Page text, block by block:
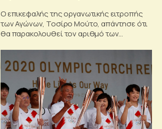
Ο επικεφαλής της οργανωτικής ειτροπής
των Αγώνων, Τοσίρο Μούτο, απάντησε ότι
θα παρακολουθεί τον αριθμό των
διοργανωτές, εάν χρειαστεί